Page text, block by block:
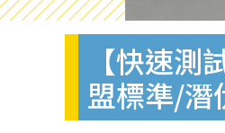
【快速
盟標準/潛